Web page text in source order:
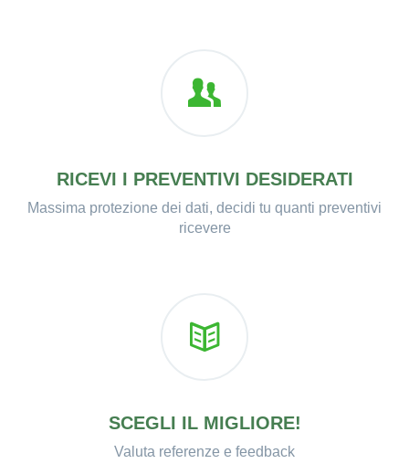
RICEVI I PREVENTIVI DESIDERATI
Massima protezione dei dati, decidi tu quanti preventivi
ricevere
SCEGLI IL MIGLIORE!
Valuta referenze e feedback